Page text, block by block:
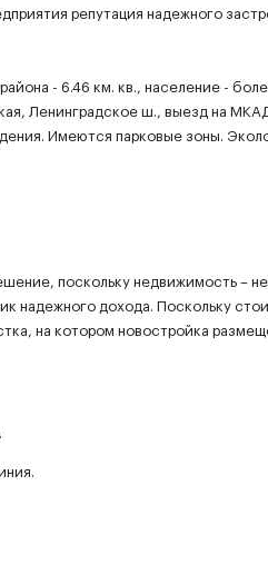
репутация надежного
- 6.46 км. кв., население -
Ленинградское ш., выезд на
Имеются парковые зоны.
поскольку недвижимость –
надежного дохода. Поскольку
на котором новостройка